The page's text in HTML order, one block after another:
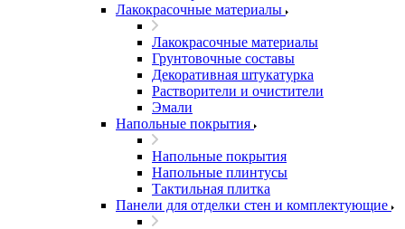
Лакокрасочные материалы
Лакокрасочные материалы
Грунтовочные составы
Декоративная штукатурка
Растворители и очистители
Эмали
Напольные покрытия
Напольные покрытия
Напольные плинтусы
Тактильная плитка
Панели для отделки стен и комплектующие